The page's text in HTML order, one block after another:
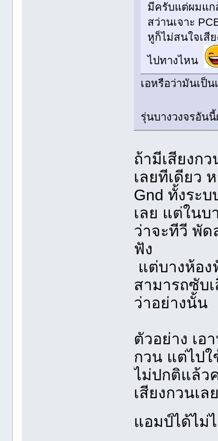
มีครับแต่ผมแก
สว่านเจาะ
หูก็ไม่สนใจเสี
ไปทางไหน
เอหรือว่ามันเป็น
รุ่นบางวงจรอัน
ถ้ามีเสียงก
เลยทีเดียว
Gnd ทั้งระ
เลย แต่ใน
ว่าจะทีวี พั
ฟัง
แต่บางห้อ
สามารถซับ
ว่าอย่างนั้น
ตัวอย่าง เอ
กวน แต่ไปใ
ไม่ปกติแล้ว
เสียงกวนเ
แอมป์ได้ไม่